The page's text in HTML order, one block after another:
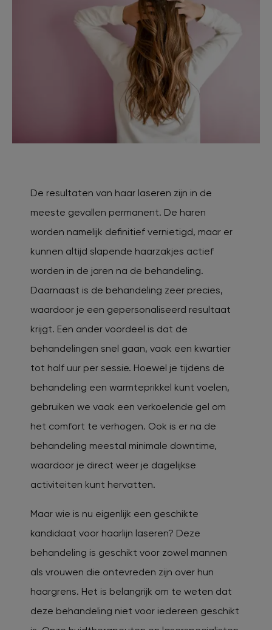
De resultaten van haar laseren zijn in de
meeste gevallen permanent. De haren
worden namelijk definitief vernietigd, maar er
kunnen altijd slapende haarzakjes actief
worden in de jaren na de behandeling.
Daarnaast is de behandeling zeer precies,
waardoor je een gepersonaliseerd resultaat
krijgt. Een ander voordeel is dat de
behandelingen snel gaan, vaak een kwartier
tot half uur per sessie. Hoewel je tijdens de
behandeling een warmteprikkel kunt voelen,
gebruiken we vaak een verkoelende gel om
het comfort te verhogen. Ook is er na de
behandeling meestal minimale downtime,
waardoor je direct weer je dagelijkse
activiteiten kunt hervatten.
Maar wie is nu eigenlijk een geschikte
kandidaat voor haarlijn laseren? Deze
behandeling is geschikt voor zowel mannen
als vrouwen die ontevreden zijn over hun
haargrens. Het is belangrijk om te weten dat
deze behandeling niet voor iedereen geschikt